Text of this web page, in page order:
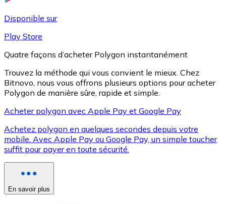
XRP
XRP
Voir toutes
Disponible sur
Play Store
Quatre façons d’acheter Polygon instantanément
Trouvez la méthode qui vous convient le mieux. Chez
Bitnovo, nous vous offrons plusieurs options pour acheter
Polygon de manière sûre, rapide et simple.
Acheter polygon avec Apple Pay et Google Pay
Achetez polygon en quelques secondes depuis votre
mobile. Avec Apple Pay ou Google Pay, un simple toucher
suffit pour payer en toute sécurité.
En savoir plus